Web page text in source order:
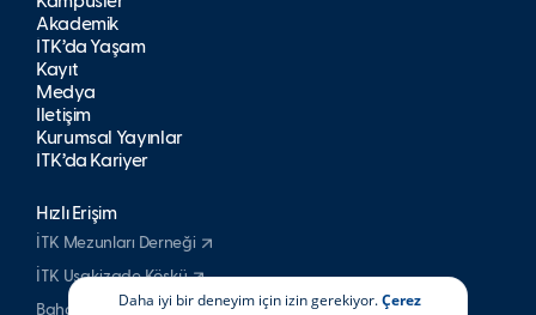
Akademik
İTK’da Yaşam
Kayıt
Medya
İletişim
Kurumsal Yayınlar
İTK’da Kariyer
Hızlı Erişim
İTK Mezunları Derneği
İTK Uşakizade Köşkü
Bahattin Tatış Websitesi
Daha iyi bir deneyim için izin gerekiyor.Çerez